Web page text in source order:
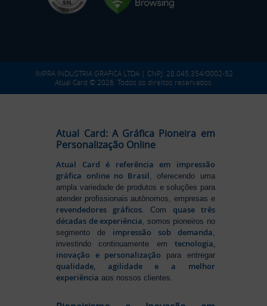
IMPRA INDUSTRIA GRAFICA LTDA | CNPJ: 28.045.354/0002-52
Atual Card © 2026. Todos os direitos reservados.
Atual Card: A Gráfica Pioneira em
Personalização Online
Atual Card é referência em impressão
gráfica online no Brasil, oferecendo uma
ampla variedade de produtos e soluções para
atender profissionais autônomos, empresas e
revendedores gráficos. Comquase três
décadas de experiência, somos pioneiros no
segmento de impressão sob demanda,
investindo continuamente em tecnologia,
inovação e personalização para entregar
qualidade, agilidade e a melhor
experiência aos nossos clientes.